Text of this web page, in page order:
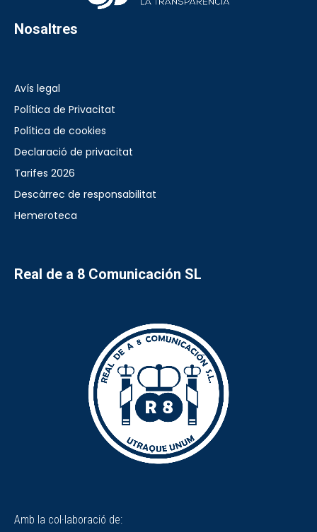
Nosaltres
Avís legal
Política de Privacitat
Política de cookies
Declaració de privacitat
Tarifes 2026
Descàrrec de responsabilitat
Hemeroteca
Real de a 8 Comunicación SL
Amb la col·laboració de: